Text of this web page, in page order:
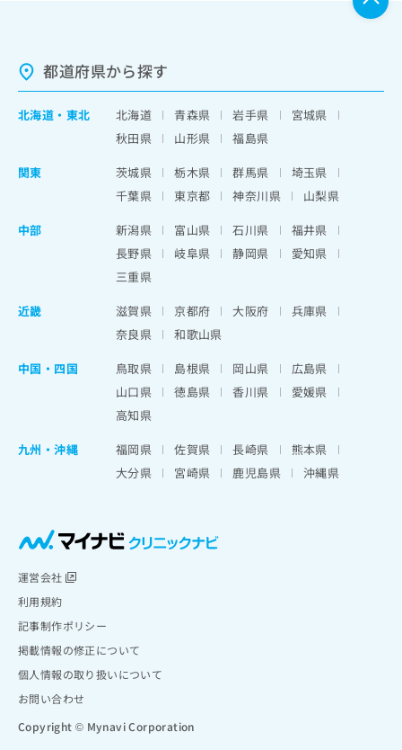
都道府県から探す
北海道 ・ 東北 北海道 青森県 岩手県
宮城県
秋田県
山形県
福島県
関東
茨城県 栃木県 群馬県
埼玉県
千葉県
東京都 神奈川県
山梨県
中部
新潟県 富山県 石川県
福井県
長野県
岐阜県 静岡県
愛知県
三重県
近畿
滋賀県 京都府 大阪府
兵庫県
奈良県
和歌山県
中国・四国
鳥取県 島根県 岡山県
広島県
山口県
徳島県 香川県
愛媛県
高知県
九州・沖縄
福岡県 佐賀県 長崎県
熊本県
大分県
宮崎県 鹿児島県 沖縄県
運営会社
利用規約
記事制作ポリシー
掲載情報の修正について
個人情報の取り扱いについて
お問い合わせ
Copyright © Mynavi Corporation